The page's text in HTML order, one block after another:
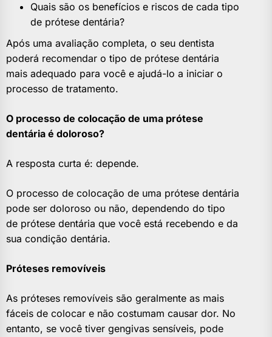
Quais são os benefícios e riscos de cada tipo
de prótese dentária?
Após uma avaliação completa, o seu dentista
poderá recomendar o tipo de prótese dentária
mais adequado para você e ajudá-lo a iniciar o
processo de tratamento.
O processo de colocação de uma prótese
dentária é doloroso?
A resposta curta é: depende.
O processo de colocação de uma prótese dentária
pode ser doloroso ou não, dependendo do tipo
de prótese dentária que você está recebendo e da
sua condição dentária.
Próteses removíveis
As próteses removíveis são geralmente as mais
fáceis de colocar e não costumam causar dor. No
entanto, se você tiver gengivas sensíveis, pode